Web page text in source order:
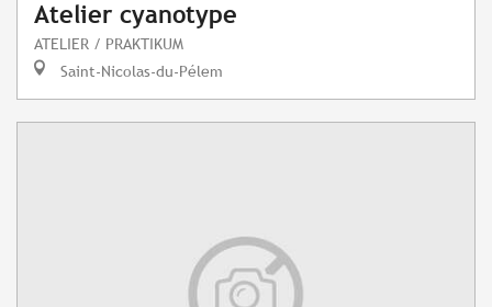
Atelier cyanotype
ATELIER / PRAKTIKUM
Saint-Nicolas-du-Pélem